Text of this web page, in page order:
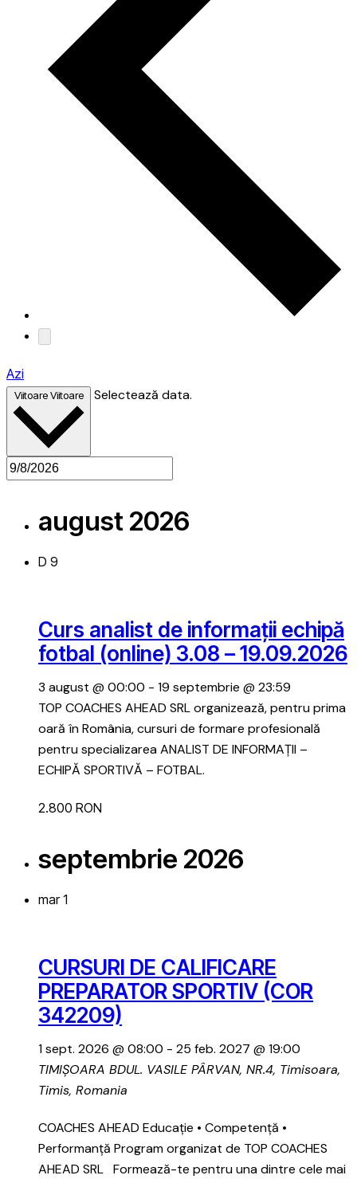
Azi
ViitoareViitoare Selectează data.
august 2026
D 9
Curs analist de informații echipă
fotbal (online) 3.08 – 19.09.2026
3 august @ 00:00 - 19 septembrie @ 23:59
TOP COACHES AHEAD SRL organizează, pentru prima
oară în România, cursuri de formare profesională
pentru specializarea ANALIST DE INFORMAȚII –
ECHIPĂ SPORTIVĂ – FOTBAL.
2.800 RON
septembrie 2026
mar1
CURSURI DE CALIFICARE
PREPARATOR SPORTIV (COR
342209)
1 sept. 2026 @ 08:00 - 25 feb. 2027 @ 19:00
TIMIȘOARA BDUL. VASILE PÂRVAN, NR.4, Timisoara,
Timis, Romania
COACHES AHEAD Educație • Competență •
Performanță Program organizat de TOP COACHES
AHEAD SRL Formează-te pentru una dintre cele mai